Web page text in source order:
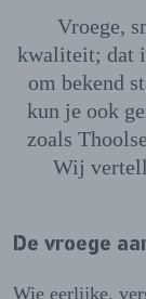
Vroege,
kwaliteit; dat
om bekend
kun je ook
zoals
Wij
De vroege
Wie eerlijke,